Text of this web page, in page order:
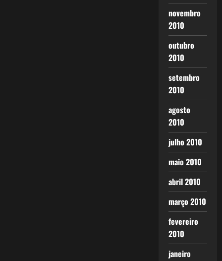
novembro
2010
outubro
2010
setembro
2010
agosto
2010
julho 2010
maio 2010
abril 2010
março 2010
fevereiro
2010
janeiro